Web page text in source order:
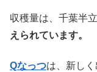
収穫量は、千葉半
えられています。
Qなっつは、新しく